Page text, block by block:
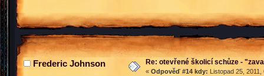
Frederic Johnson Re: otevřené školicí schůze -
« Odpověď #14 kdy: Listopad 25,